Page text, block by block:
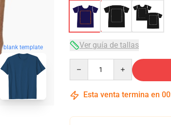
blank template Ver guía de tallas
Esta venta termina en 00